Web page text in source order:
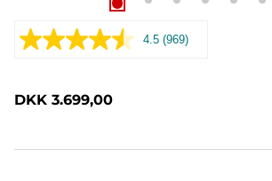
4.5 Læs
(969)
DKK 3.699,00